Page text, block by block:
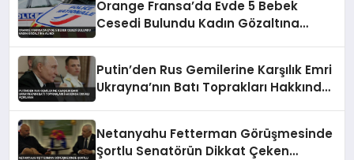
Orange Fransa’da Evde 5 Bebek
Cesedi Bulundu Kadın Gözaltına
Putin’den Rus Gemilerine Karşılık Emri
Ukrayna’nın Batı Toprakları Hakkında
Netanyahu Fetterman Görüşmesinde
Şortlu Senatörün Dikkat Çeken